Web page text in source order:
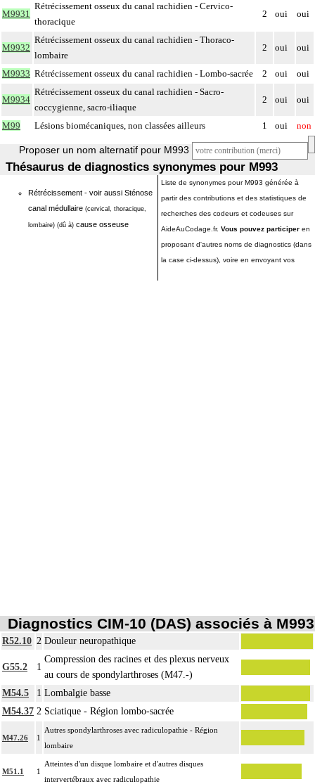
M9931
Rétrécissement osseux du canal rachidien - Cervico-
thoracique
2 oui oui
M9932
Rétrécissement osseux du canal rachidien - Thoraco-
lombaire
2 oui oui
M9933 Rétrécissement osseux du canal rachidien - Lombo-sacrée 2 oui oui
M9934
Rétrécissement osseux du canal rachidien - Sacro-
coccygienne, sacro-iliaque
2 oui oui
M99 Lésions biomécaniques, non classées ailleurs 1 oui non
Proposer un nom alternatif pour M993
Thésaurus de diagnostics synonymes pour M993
Rétrécissement - voir aussi Sténose
canal médullaire (cervical, thoracique,
lombaire) (dû à) cause osseuse
Liste de synonymes pour M993 générée à
partir des contributions et des statistiques de
recherches des codeurs et codeuses sur
AideAuCodage.fr. Vous pouvez participer en
proposant d'autres noms de diagnostics (dans
la case ci-dessus), voire en envoyant vos
Diagnostics CIM-10 (DAS) associés à M993
R52.10 2 Douleur neuropathique
G55.2 1
Compression des racines et des plexus nerveux
au cours de spondylarthroses (M47.-)
M54.5
1 Lombalgie basse
M54.37 2 Sciatique - Région lombo-sacrée
M47.26 1
Autres spondylarthroses avec radiculopathie - Région
lombaire
M51.1 1
Atteintes d'un disque lombaire et d'autres disques
intervertébraux avec radiculopathie